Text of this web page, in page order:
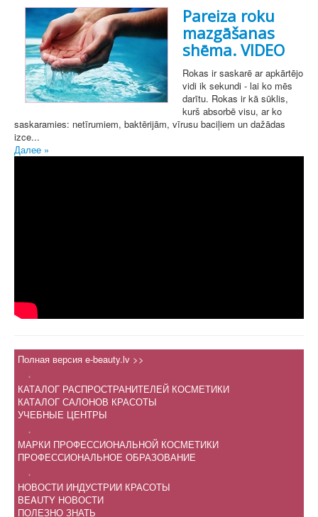
Pareiza roku
mazgāšanas
shēma. VIDEO
Rokas ir saskarē ar apkārtējo
vidi ik sekundi - lai ko mēs
darītu. Rokas ir kā sūklis,
kurš absorbē visu, ar ko
saskaramies: netīrumiem, baktērijām, vīrusu baciļiem un dažādas
izce...
Далее »
Полная версия e-beauty.lv >>
.
КАТАЛОГ РАСПРОСТРАНИТЕЛЕЙ КОСМЕТИКИ
КАТАЛОГ САЛОНОВ КРАСОТЫ
УЧЕБНЫЕ ЦЕНТРЫ
.
МАРКИ ПРОФЕССИОНАЛЬНОЙ КОСМЕТИКИ
ПРОФЕССИОНАЛЬНОЕ ОБРАЗОВАНИЕ
.
НОВОСТИ ИНДУСТРИИ КРАСОТЫ
BEAUTY НОВОСТИ
ПОЛЕЗНО ЗНАТЬ